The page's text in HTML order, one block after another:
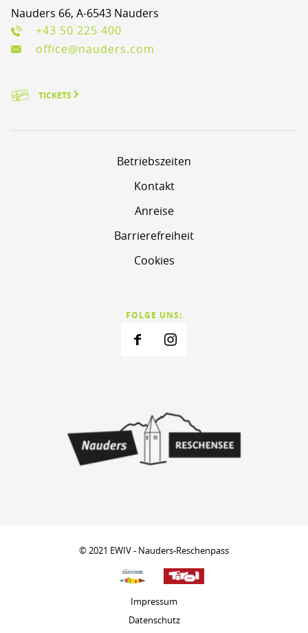
Nauders 66, A-6543 Nauders
+43 50 225 400
office@nauders.com
TICKETS
Betriebszeiten
Kontakt
Anreise
Barrierefreiheit
Cookies
FOLGE UNS:
© 2021 EWIV - Nauders-Reschenpass
Impressum
Datenschutz